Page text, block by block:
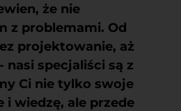
że nie
z problemami. Od
projektowanie, aż
nasi specjaliści są z
Ci nie tylko swoje
i wiedzę, ale przede